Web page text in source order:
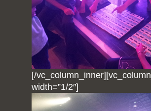
[/
width=”1/2″]